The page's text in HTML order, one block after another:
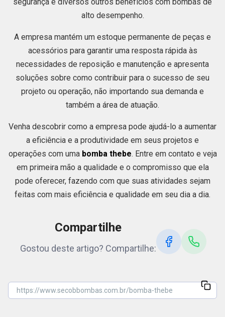
alto desempenho.
A empresa mantém um estoque permanente de peças e
acessórios para garantir uma resposta rápida às
necessidades de reposição e manutenção e apresenta
soluções sobre como contribuir para o sucesso de seu
projeto ou operação, não importando sua demanda e
também a área de atuação.
Venha descobrir como a empresa pode ajudá-lo a aumentar
a eficiência e a produtividade em seus projetos e
operações com uma bomba thebe. Entre em contato e veja
em primeira mão a qualidade e o compromisso que ela
pode oferecer, fazendo com que suas atividades sejam
feitas com mais eficiência e qualidade em seu dia a dia.
Compartilhe
Gostou deste artigo? Compartilhe: